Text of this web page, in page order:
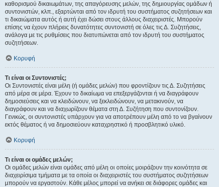
καθορισμού δικαιωμάτων, της απαγόρευσης μελών, της δημιουργίας ομάδων ή
συντονιστών, κλπ., εξαρτώνται από τον ιδρυτή του συστήματος συζητήσεων και
τι δικαιώματα αυτός ή αυτή έχει δώσει στους άλλους διαχειριστές. Μπορούν
επίσης να έχουν πλήρεις δυνατότητες συντονιστή σε όλες τις Δ. Συζητήσεις,
ανάλογα με τις ρυθμίσεις που διατυπώνεται από τον ιδρυτή του συστήματος
συζητήσεων.
Κορυφή
Τι είναι οι Συντονιστές;
Οι Συντονιστές είναι μέλη (ή ομάδες μελών) που φροντίζουν τις Δ. Συζητήσεις
από μέρα σε μέρα. Έχουν το δικαίωμα να επεξεργάζονται ή να διαγράφουν
δημοσιεύσεις και να κλειδώνουν, να ξεκλειδώνουν, να μετακινούν, να
διαγράφουν και να διαχωρίζουν θέματα στη Δ. Συζήτηση που συντονίζουν.
Γενικώς, οι συντονιστές υπάρχουν για να αποτρέπουν μέλη από το να βγαίνουν
εκτός θέματος ή να δημοσιεύουν καταχρηστικό ή προσβλητικό υλικό.
Κορυφή
Τι είναι οι ομάδες μελών;
Οι ομάδες μελών είναι ομάδες από μέλη οι οποίες μοιράζουν την κοινότητα σε
διαχειρίσιμα τμήματα με τα οποία οι διαχειριστές του συστήματος συζητήσεων
μπορούν να εργαστούν. Κάθε μέλος μπορεί να ανήκει σε διάφορες ομάδες και